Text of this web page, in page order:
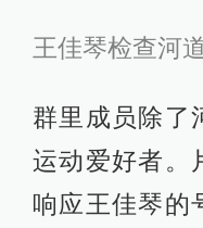
王佳琴检查河道
群里成员除了
运动爱好者。
响应王佳琴的